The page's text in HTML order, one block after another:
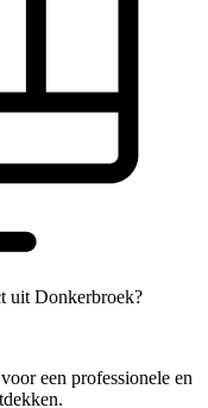
uit Donkerbroek?
een professionele en